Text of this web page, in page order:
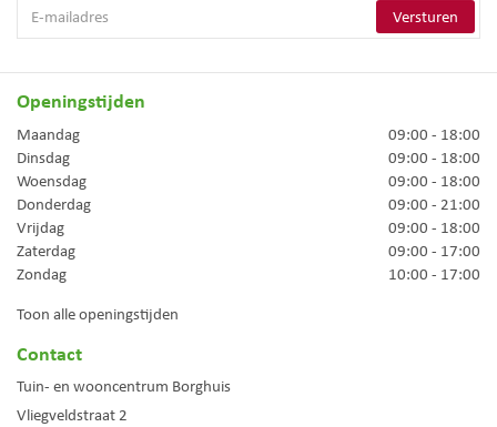
Openingstijden
Maandag
09:00 - 18:00
Dinsdag
09:00 - 18:00
Woensdag
09:00 - 18:00
Donderdag
09:00 - 21:00
Vrijdag
09:00 - 18:00
Zaterdag
09:00 - 17:00
Zondag
10:00 - 17:00
Toon alle openingstijden
Contact
Tuin- en wooncentrum Borghuis
Vliegveldstraat 2